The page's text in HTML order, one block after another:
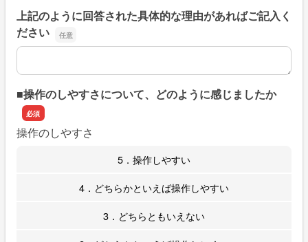
上記のように回答された具体的な理由があればご記入く
ださい
上記のように回答された具体的な理由があればご記入くだ
■操作のしやすさについて、どのように感じましたか
操作のしやすさ
5．操作しやすい
4．どちらかといえば操作しやすい
3．どちらともいえない